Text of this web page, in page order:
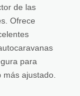
de las
Ofrece
para
ajustado.